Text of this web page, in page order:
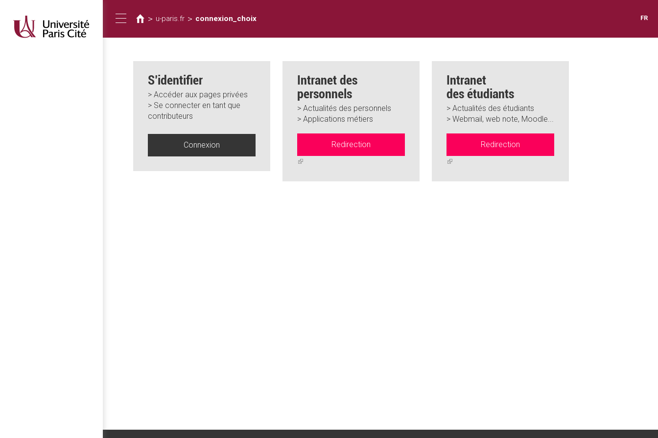
contenu
principal
Toggle
navigation
êtes
ici
> u-paris.fr > connexion_choix FR
S’identifier
> Accéder aux pages privées
> Se connecter en tant que
contributeurs
Connexion
Intranet des
personnels
> Actualités des personnels
> Applications métiers
Redirection
(link
external)
Intranet
des étudiants
> Actualités des étudiants
> Webmail, web note, Moodle...
Redirection
(link
external)